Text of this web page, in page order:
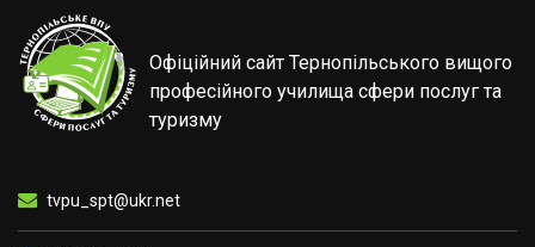
Офіційний сайт Тернопільського вищого
професійного училища сфери послуг та
туризму
tvpu_spt@ukr.net